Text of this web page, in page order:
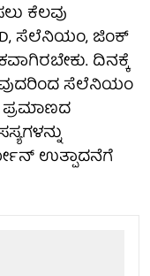
ಕೆಲವು
ಸೆಲೆನಿಯಂ, ಜಿಂಕ್
ದಿನಕ್ಕೆ
ಸೆಲೆನಿಯಂ
ಉತ್ಪಾದನೆಗೆ